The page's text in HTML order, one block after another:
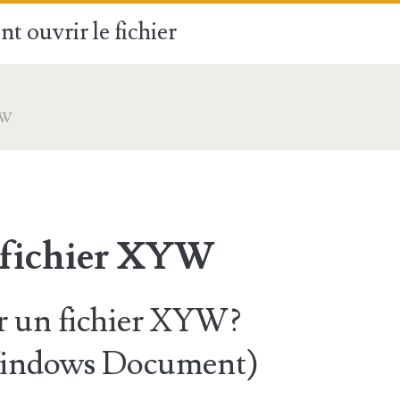
ouvrir le fichier
XYW
un fichier XYW?
Document)